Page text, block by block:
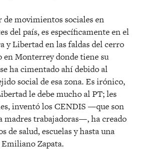
de movimientos sociales en
del país, es específicamente en el
y Libertad en las faldas del cerro
en Monterrey donde tiene su
ha cimentado ahí debido al
social de esa zona. Es irónico,
le debe mucho al PT; les
inventó los CENDIS —que son
madres trabajadoras—, ha creado
de salud, escuelas y hasta una
Zapata.